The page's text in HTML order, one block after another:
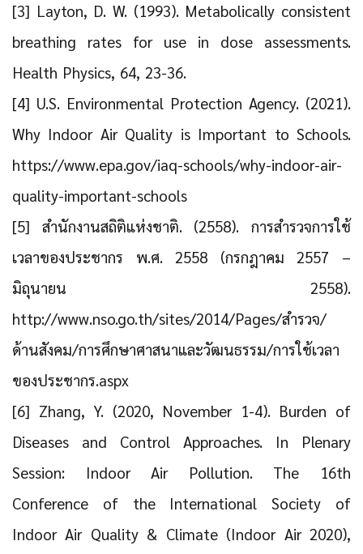
[3] Layton, D. W. (1993). Metabolically consistent
breathing rates for use in dose assessments.
Health Physics, 64, 23-36.
[4] U.S. Environmental Protection Agency. (2021).
Why Indoor Air Quality is Important to Schools.
https://www.epa.gov/iaq-schools/why-indoor-air-
quality-important-schools
[5] สำนักงานสถิติแห่งชาติ. (2558). การสำรวจการใช้
เวลาของประชากร พ.ศ. 2558 (กรกฎาคม 2557 –
มิถุนายน 2558).
http://www.nso.go.th/sites/2014/Pages/สำรวจ/
ด้านสังคม/การศึกษาศาสนาและวัฒนธรรม/การใช้เวลา
ของประชากร.aspx
[6] Zhang, Y. (2020, November 1-4). Burden of
Diseases and Control Approaches. In Plenary
Session: Indoor Air Pollution. The 16th
Conference of the International Society of
Indoor Air Quality & Climate (Indoor Air 2020),